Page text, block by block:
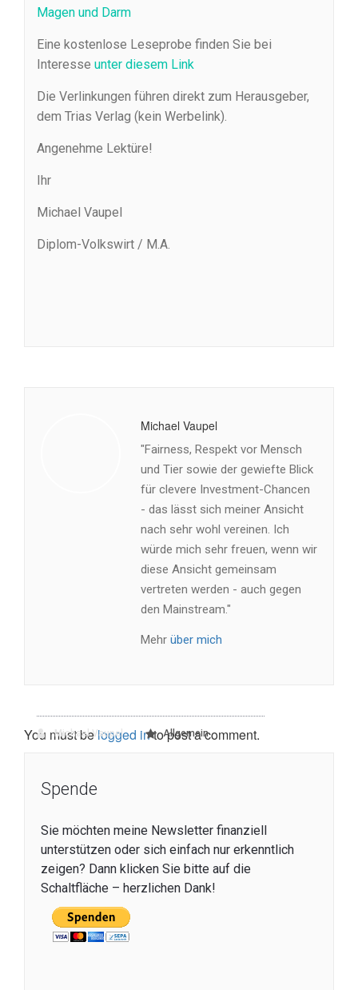
Magen und Darm
Eine kostenlose Leseprobe finden Sie bei
Interesse unter diesem Link
Die Verlinkungen führen direkt zum Herausgeber,
dem Trias Verlag (kein Werbelink).
Angenehme Lektüre!
Ihr
Michael Vaupel
Diplom-Volkswirt / M.A.
Michael Vaupel Allgemein
Michael Vaupel
"Fairness, Respekt vor Mensch
und Tier sowie der gewiefte Blick
für clevere Investment-Chancen
- das lässt sich meiner Ansicht
nach sehr wohl vereinen. Ich
würde mich sehr freuen, wenn wir
diese Ansicht gemeinsam
vertreten werden - auch gegen
den Mainstream."
Mehr über mich
You must belogged into post a comment.
Spende
Sie möchten meine Newsletter finanziell
unterstützen oder sich einfach nur erkenntlich
zeigen? Dann klicken Sie bitte auf die
Schaltfläche – herzlichen Dank!